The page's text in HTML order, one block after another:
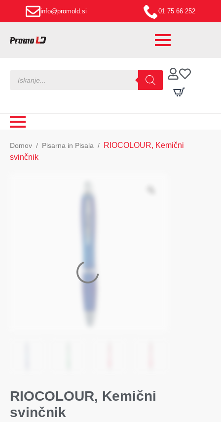
info@promold.si 01 75 66 252
search
Domov Pisarna in Pisala
RIOCOLOUR, Kemični
svinčnik
RIOCOLOUR, Kemični
svinčnik